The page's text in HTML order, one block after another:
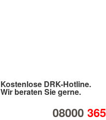
Kostenlose DRK-Hotline.
Wir beraten Sie gerne.
08000 365